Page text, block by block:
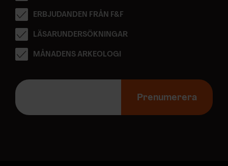
ERBJUDANDEN FRÅN F&F
LÄSARUNDERSÖKNINGAR
MÅNADENS ARKEOLOGI
E
p
Prenumerera